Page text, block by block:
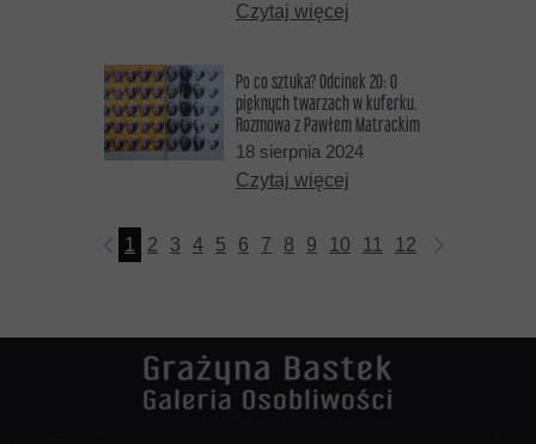
Czytaj więcej
Po co sztuka? Odcinek 20: O
pięknych twarzach w kuferku.
Rozmowa z Pawłem Matrackim
18 sierpnia 2024
Czytaj więcej
1 2 3 4 5 6 7 8 9 10 11 12 13